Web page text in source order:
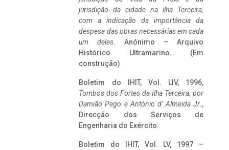
jurisdição da cidade na ilha Terceira,
com a indicação da importância da
despesa das obras necessárias em cada
um deles. Anónimo – Arquivo
Histórico Ultramarino. (Em
construção)
Boletim do IHIT, Vol. LIV, 1996,
Tombos dos Fortes da Ilha Terceira, por
Damião Pego e António d’ Almeida Jr.,
Direcção dos Serviços de
Engenharia do Exército.
Boletim do IHIT, Vol. LV, 1997 –